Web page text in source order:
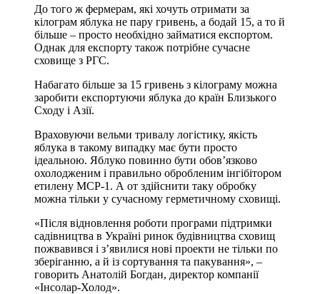
До того ж фермерам, які хочуть отримати за
кілограм яблука не пару гривень, а бодай 15, а то й
більше – просто необхідно займатися експортом.
Однак для експорту також потрібне сучасне
сховище з РГС.
Набагато більше за 15 гривень з кілограму можна
заробити експортуючи яблука до країн Близького
Сходу і Азії.
Враховуючи вельми тривалу логістику, якість
яблука в такому випадку має бути просто
ідеальною. Яблуко повинно бути обов’язково
охолодженим і правильно обробленим інгібітором
етилену МСР-1. А от здійснити таку обробку
можна тільки у сучасному герметичному сховищі.
«Після відновлення роботи програми підтримки
садівництва в Україні ринок будівництва сховищ
пожвавився і з’явилися нові проекти не тільки по
зберіганню, а й із сортування та пакування», –
говорить Анатолій Богдан, директор компанії
«Інсолар-Холод».